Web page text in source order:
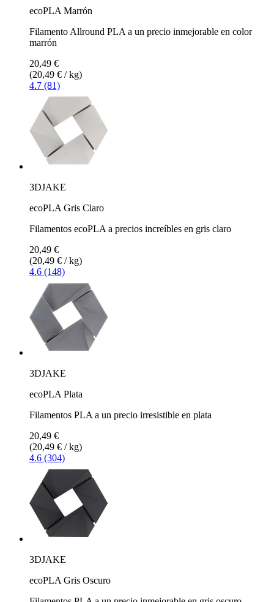
ecoPLA Marrón
Filamento Allround PLA a un precio inmejorable en color
marrón
20,49 €
(20,49 € / kg)
4.7 (81)
3DJAKE
ecoPLA Gris Claro
Filamentos ecoPLA a precios increíbles en gris claro
20,49 €
(20,49 € / kg)
4.6 (148)
3DJAKE
ecoPLA Plata
Filamentos PLA a un precio irresistible en plata
20,49 €
(20,49 € / kg)
4.6 (304)
3DJAKE
ecoPLA Gris Oscuro